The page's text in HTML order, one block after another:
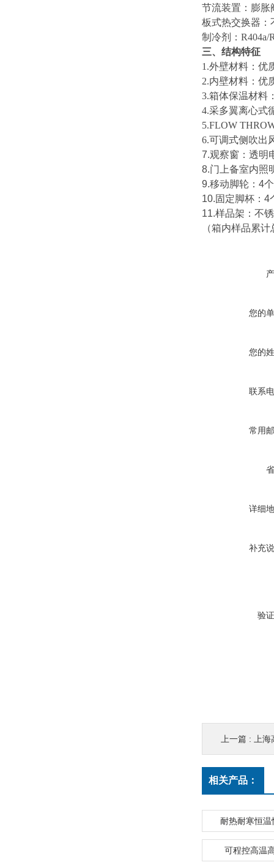
节流装置：膨胀
板式热交换器：
制冷剂：
三、结构特征
1.外壁材料：优
2.内壁材料：优
3.箱体保温材料
4.采多翼离心式
5.FLOW
6.可调式侧吹出
7.观察窗：透明
8.门上备室内照
9.移动脚轮：4个
10.固定脚杯：4
11.样品架：不
（箱内样品累
您的
您的
联系
常用
详细
补充
验
上一篇 : 上
相关产品：
耐热耐寒恒温
可程控高温